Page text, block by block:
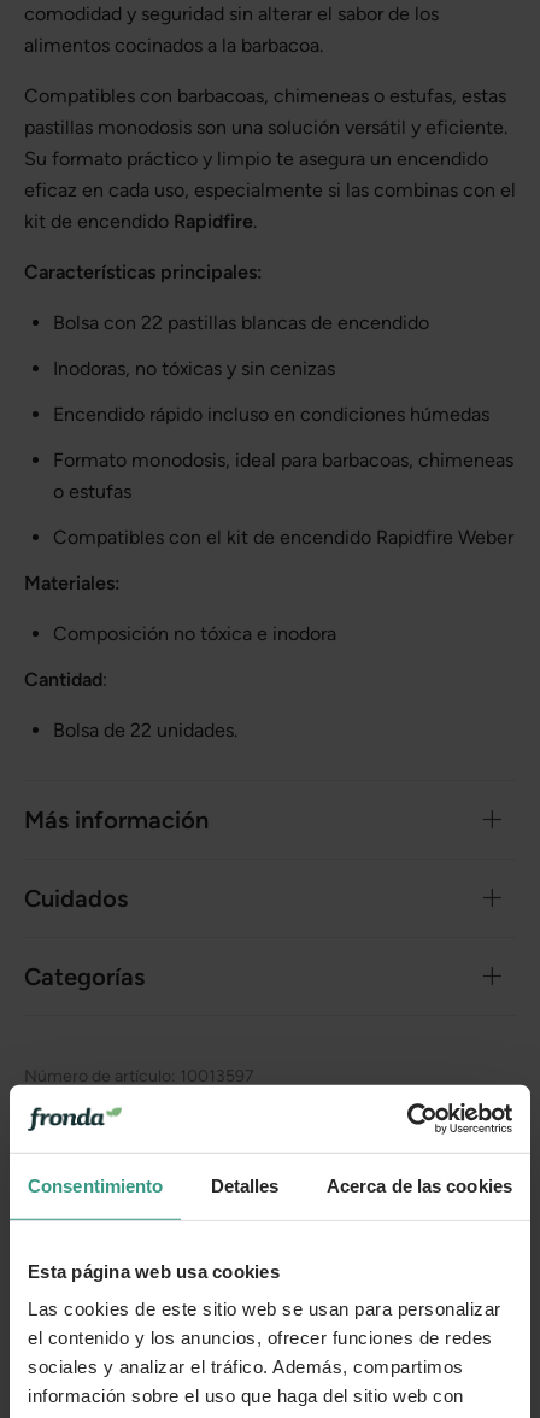
Consentimiento Detalles Acerca de las cookies
Esta página web usa cookies
Las cookies de este sitio web se usan para personalizar
el contenido y los anuncios, ofrecer funciones de redes
sociales y analizar el tráfico. Además, compartimos
información sobre el uso que haga del sitio web con
comodidad y seguridad sin alterar el sabor de los
alimentos cocinados a la barbacoa.
Compatibles con barbacoas, chimeneas o estufas, estas
pastillas monodosis son una solución versátil y eficiente.
Su formato práctico y limpio te asegura un encendido
eficaz en cada uso, especialmente si las combinas con el
kit de encendido Rapidfire.
Características principales:
Bolsa con 22 pastillas blancas de encendido
Inodoras, no tóxicas y sin cenizas
Encendido rápido incluso en condiciones húmedas
Formato monodosis, ideal para barbacoas, chimeneas
o estufas
Compatibles con el kit de encendido Rapidfire Weber
Materiales:
Composición no tóxica e inodora
Cantidad:
Bolsa de 22 unidades.
Más información
Cuidados
Categorías
Número de artículo: 10013597
👍 Sí 😐 Más o menos 👎 No